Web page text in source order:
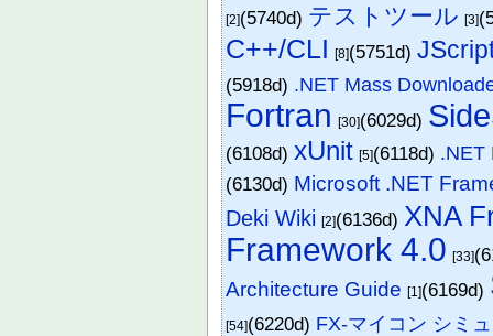
[2](5740d) テストツール [3]
C++/CLI [8](5751d)
(5918d) .NET Mass
Fortran [30](6029d)
(6108d)xUnit [5](6118d) .NET
(6130d) Microsoft .NET
Deki Wiki [2](6136d) XNA
Framework 4.0 [33]
Architecture Guide [1](6169d)
[54](6220d) FX-マイコン シミ